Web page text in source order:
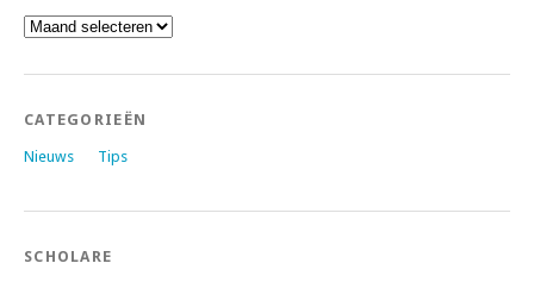
Archieven
CATEGORIEËN
Nieuws Tips
SCHOLARE